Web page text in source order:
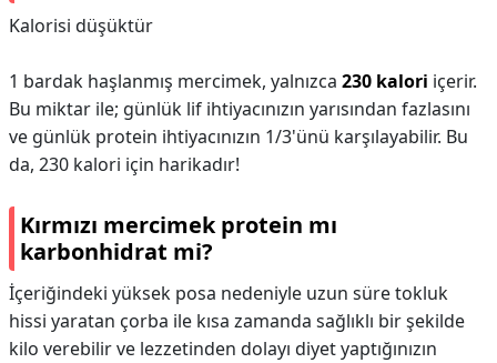
Kalorisi düşüktür
1 bardak haşlanmış mercimek, yalnızca 230 kalori içerir.
Bu miktar ile; günlük lif ihtiyacınızın yarısından fazlasını
ve günlük protein ihtiyacınızın 1/3'ünü karşılayabilir. Bu
da, 230 kalori için harikadır!
Kırmızı mercimek protein mı
karbonhidrat mi?
İçeriğindeki yüksek posa nedeniyle uzun süre tokluk
hissi yaratan çorba ile kısa zamanda sağlıklı bir şekilde
kilo verebilir ve lezzetinden dolayı diyet yaptığınızın